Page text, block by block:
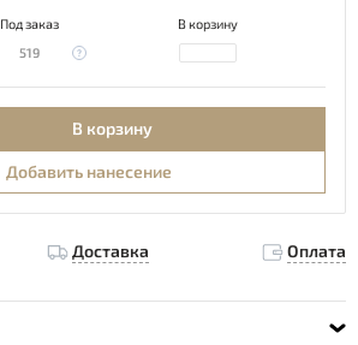
Под заказ
В корзину
519
В корзину
Добавить нанесение
Доставка Оплата